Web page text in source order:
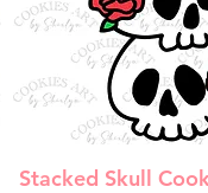
Vista
Stacked Skull